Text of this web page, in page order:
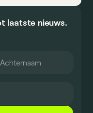
laatste nieuws.